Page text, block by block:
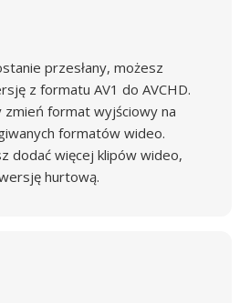
przesłany, możesz
z formatu AV1 do AVCHD.
format wyjściowy na
formatów wideo.
dodać więcej klipów wideo,
hurtową.